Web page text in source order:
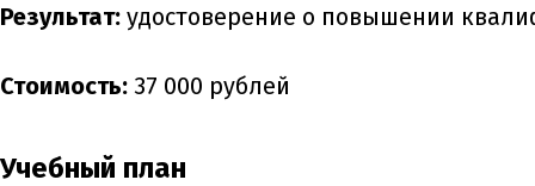
Результат: удостоверение о повышении
Стоимость: 37 000 рублей
Учебный план